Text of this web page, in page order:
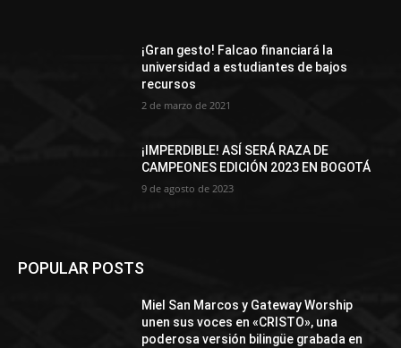
¡Gran gesto! Falcao financiará la
universidad a estudiantes de bajos
recursos
2 de marzo de 2021
¡IMPERDIBLE! ASÍ SERÁ RAZA DE
CAMPEONES EDICIÓN 2023 EN BOGOTÁ
9 de agosto de 2023
POPULAR POSTS
Miel San Marcos y Gateway Worship
unen sus voces en «CRISTO», una
poderosa versión bilingüe grabada en